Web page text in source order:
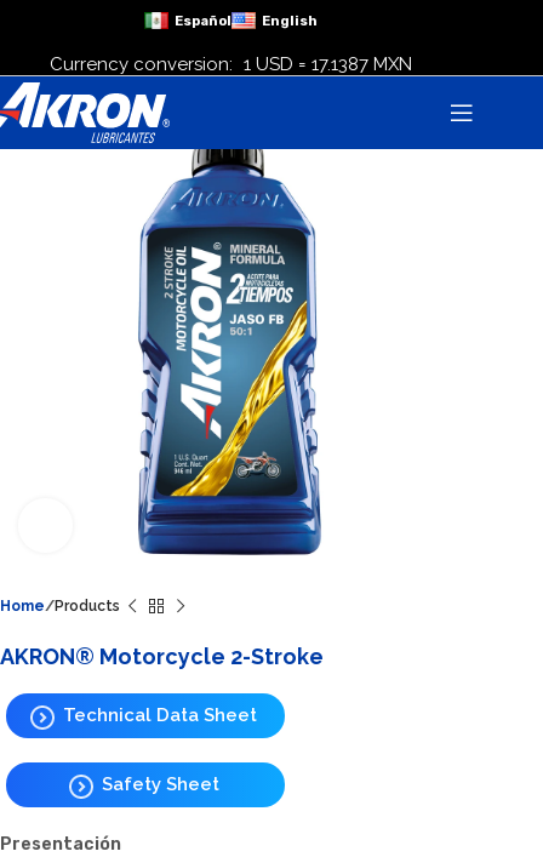
Currency conversion: 1 USD = 17.1387 MXN
Español English
Click to enlarge
Home Products
AKRON® Motorcycle 2-Stroke
Technical Data Sheet
Safety Sheet
Presentación